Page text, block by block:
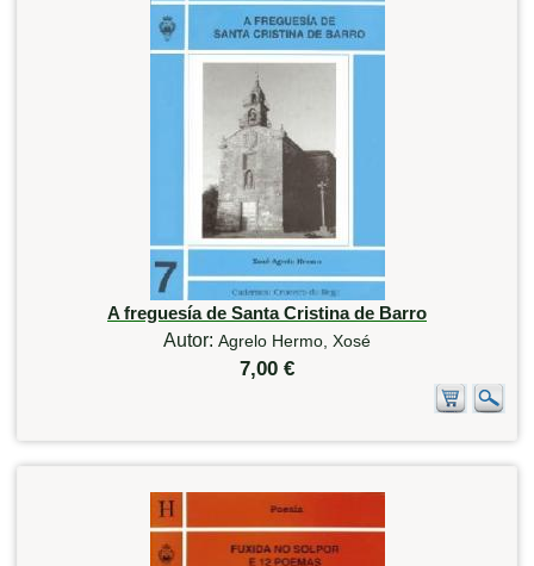
A freguesía de Santa Cristina de Barro
Autor: Agrelo Hermo, Xosé
7,00 €